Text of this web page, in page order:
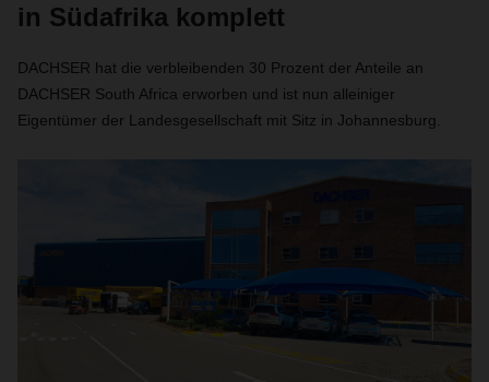
in Südafrika komplett
DACHSER hat die verbleibenden 30 Prozent der Anteile an
DACHSER South Africa erworben und ist nun alleiniger
Eigentümer der Landesgesellschaft mit Sitz in Johannesburg.